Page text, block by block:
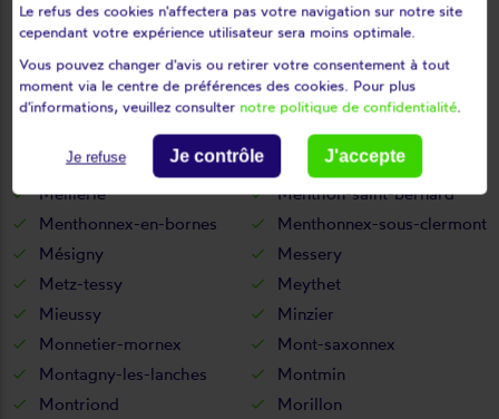
Margencel
Marignier
Marigny-saint-marcel
Marin
Marlens
Marlioz
Marnaz
Massingy
Maxilly-sur-léman
Megève
Mégevette
Meillerie
Menthon-saint-bernard
Menthonnex-en-bornes
Menthonnex-sous-clermont
Mésigny
Messery
Metz-tessy
Meythet
Mieussy
Minzier
Monnetier-mornex
Mont-saxonnex
Montagny-les-lanches
Montmin
Montriond
Morillon
Le refus des cookies n'affectera pas votre navigation sur notre site
cependant votre expérience utilisateur sera moins optimale.
Vous pouvez changer d'avis ou retirer votre consentement à tout
moment via le centre de préférences des cookies. Pour plus
d'informations, veuillez consulter notre politique de confidentialité.
Je refuse Je contrôle J'accepte